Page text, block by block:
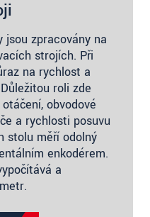
jsou zpracovány na
strojích. Při
na rychlost a
roli zde
obvodové
a rychlosti posuvu
stolu měří odolný
enkodérem.
a